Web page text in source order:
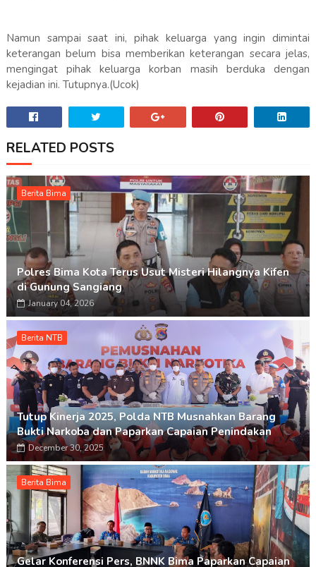
Namun sampai saat ini, pihak keluarga yang ingin dimintai
keterangan belum bisa memberikan keterangan secara jelas,
mengingat pihak keluarga korban masih berduka dengan
kejadian ini. Tutupnya.(Ucok)
RELATED POSTS
Berita Bima
Polres Bima Kota Terus Usut Misteri Hilangnya Kifen
di Gunung Sangiang
January 04, 2026
Berita NTB
Tutup Kinerja 2025, Polda NTB Musnahkan Barang
Bukti Narkoba dan Paparkan Capaian Penindakan
December 30, 2025
Berita Bima
Gelar Konferensi Pers, BNNK Bima Paparkan Capaian